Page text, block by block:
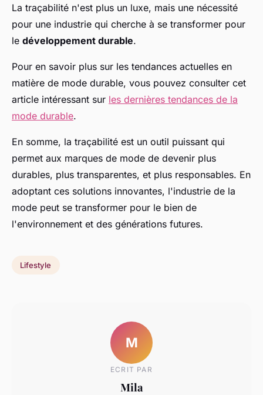
La traçabilité n'est plus un luxe, mais une nécessité
pour une industrie qui cherche à se transformer pour
le développement durable.
Pour en savoir plus sur les tendances actuelles en
matière de mode durable, vous pouvez consulter cet
article intéressant sur les dernières tendances de la
mode durable.
En somme, la traçabilité est un outil puissant qui
permet aux marques de mode de devenir plus
durables, plus transparentes, et plus responsables. En
adoptant ces solutions innovantes, l'industrie de la
mode peut se transformer pour le bien de
l'environnement et des générations futures.
Lifestyle
M
ECRIT PAR
Mila